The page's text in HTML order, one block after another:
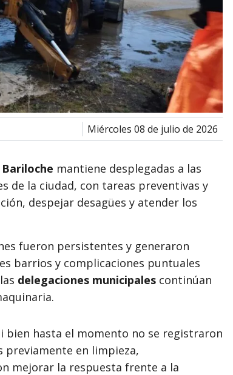
miércoles 08 de julio de 2026
Bariloche mantiene desplegadas a las
de la ciudad, con tareas preventivas y
despejar desagües y atender los
fueron persistentes y generaron
barrios y complicaciones puntuales
delegaciones municipalescontinúan
bien hasta el momento no se registraron
previamente en limpieza,
mejorar la respuesta frente a la